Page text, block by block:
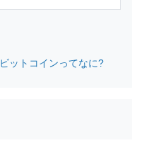
ビットコインってなに?